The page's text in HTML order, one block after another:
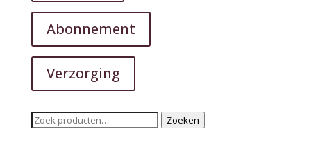
Abonnement
Verzorging
Zoeken
Zoeken